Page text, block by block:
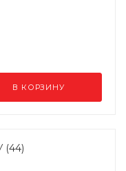
В КОРЗИНУ
(44)